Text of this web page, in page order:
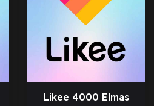
Likee 4000 Elmas